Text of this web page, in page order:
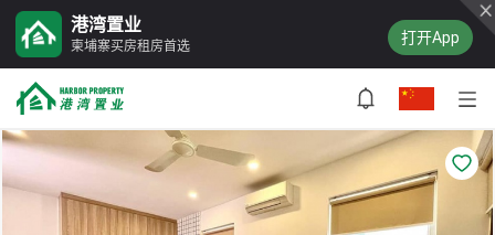
港湾置业
柬埔寨买房租房首选 打开App